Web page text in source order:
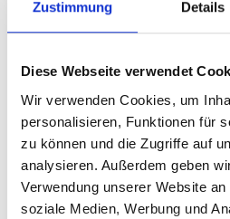
Zustimmung Details
Diese Webseite verwendet
Wir verwenden Cookies, um
personalisieren, Funktionen für
zu können und die Zugriffe auf
analysieren. Außerdem geben
Verwendung unserer Website
soziale Medien, Werbung und
Z.Z. nicht verfügbar
pro Stück (inkl. MwSt. zzgl.
58,49 EUR
Z.Z. nicht verfügbar
Bontrager